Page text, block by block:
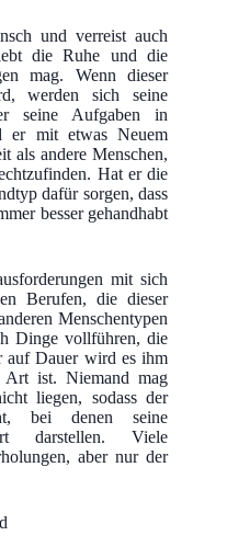
und verreist auch
die Ruhe und die
mag. Wenn dieser
werden sich seine
seine Aufgaben in
er mit etwas Neuem
als andere Menschen,
Hat er die
dafür sorgen, dass
besser gehandhabt
mit sich
Berufen, die dieser
Menschentypen
Dinge vollführen, die
auf Dauer wird es ihm
ist. Niemand mag
liegen, sodass der
bei denen seine
darstellen. Viele
aber nur der